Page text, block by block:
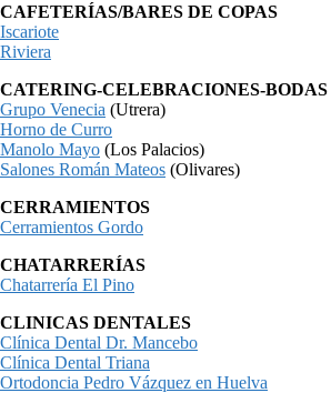
CAFETERÍAS/BARES DE COPAS
Iscariote
Riviera
CATERING-CELEBRACIONES-BODAS
Grupo Venecia (Utrera)
Horno de Curro
Manolo Mayo (Los Palacios)
Salones Román Mateos (Olivares)
CERRAMIENTOS
Cerramientos Gordo
CHATARRERÍAS
Chatarrería El Pino
CLINICAS DENTALES
Clínica Dental Dr. Mancebo
Clínica Dental Triana
Ortodoncia Pedro Vázquez en Huelva